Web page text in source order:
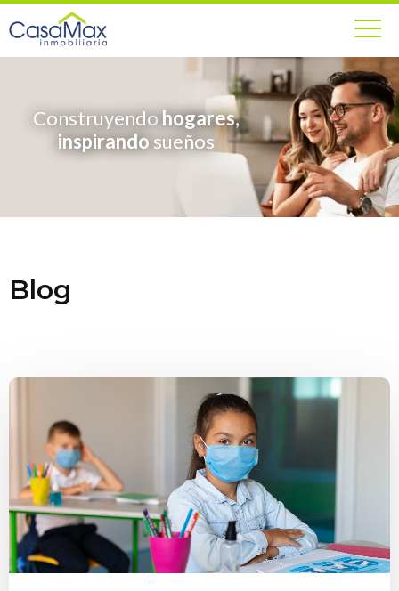
Construyendohogares,
inspirando sueños
Blog